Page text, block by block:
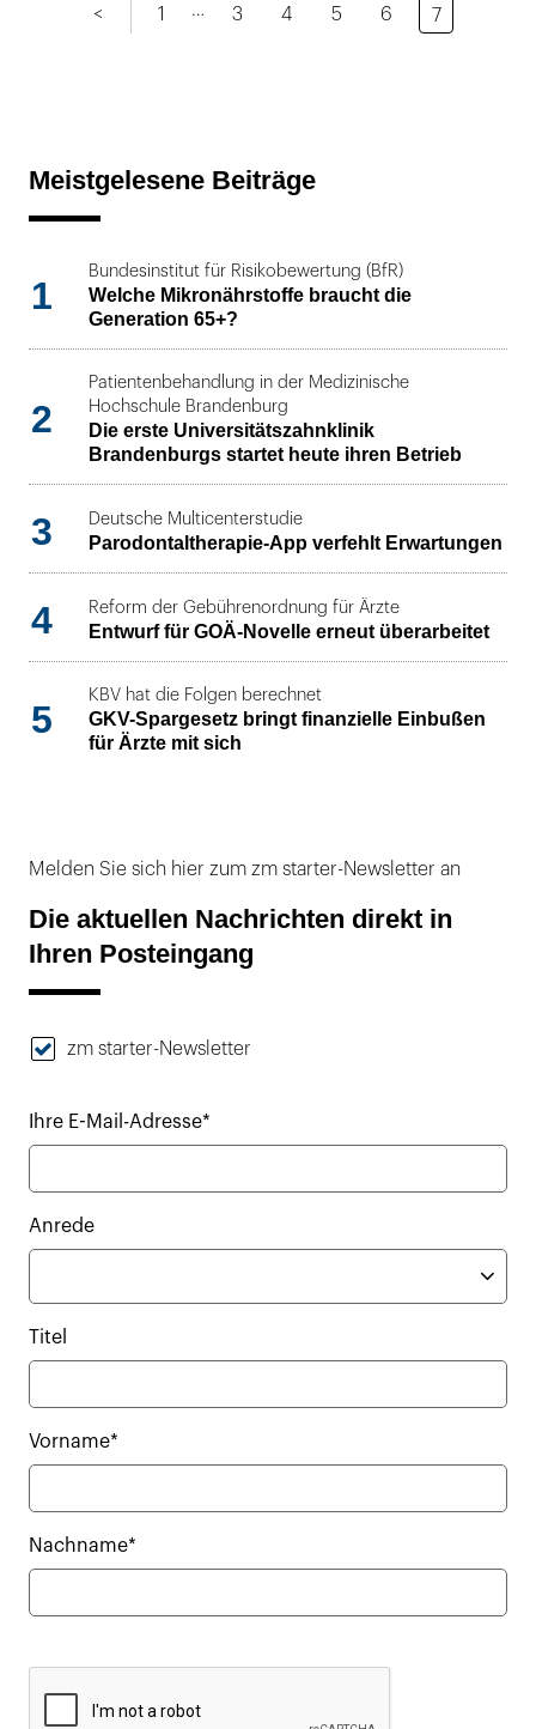
< 1 … 3 4 5 6 7
Meistgelesene Beiträge
1
Bundesinstitut für Risikobewertung (BfR)
Welche Mikronährstoffe braucht die
Generation 65+?
2
Patientenbehandlung in der Medizinische
Hochschule Brandenburg
Die erste Universitätszahnklinik
Brandenburgs startet heute ihren Betrieb
3 Deutsche Multicenterstudie
Parodontaltherapie-App verfehlt Erwartungen
4 Reform der Gebührenordnung für Ärzte
Entwurf für GOÄ-Novelle erneut überarbeitet
5
KBV hat die Folgen berechnet
GKV-Spargesetz bringt finanzielle Einbußen
für Ärzte mit sich
Melden Sie sich hier zum zm starter-Newsletter an
Die aktuellen Nachrichten direkt in
Ihren Posteingang
zm starter-Newsletter
Ihre E-Mail-Adresse*
Anrede
Titel
Vorname*
Nachname*